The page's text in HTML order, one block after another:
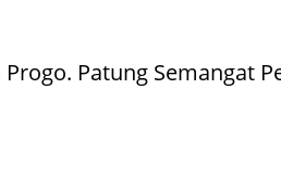
Patung Semangat